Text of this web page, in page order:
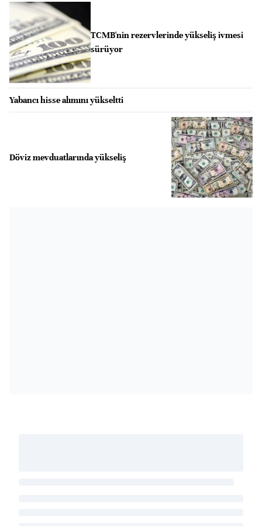
TCMB'nin rezervlerinde yükseliş ivmesi
sürüyor
Yabancı hisse alımını yükseltti
Döviz mevduatlarında yükseliş